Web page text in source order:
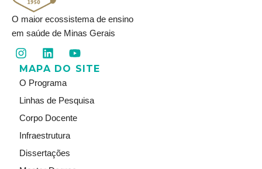
O maior ecossistema de ensino
em saúde de Minas Gerais
I
n
s
t
a
g
r
a
m
L
i
n
k
e
d
i
n
Y
o
u
u
b
e
MAPA DO SITE
O Programa
Linhas de Pesquisa
Corpo Docente
Infraestrutura
Dissertações